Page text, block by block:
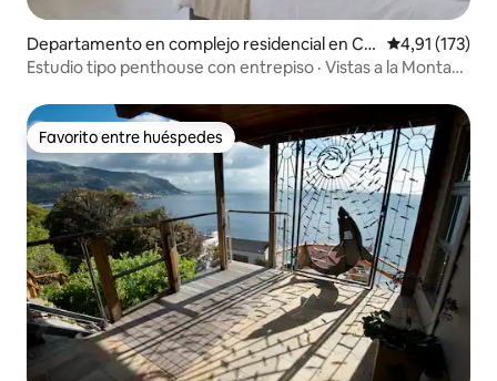
Departamento en complejo residencial en Ciu
dad del Cabo
Calificación
4,91 (173)
Estudio tipo penthouse con entrepiso · Vistas a la Montaña
Favorito entre huéspedes
Favorito entre huéspedes